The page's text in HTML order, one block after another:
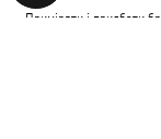
Приміряти і придбати